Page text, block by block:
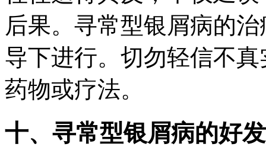
后果。寻常型银屑病的
导下进行。切勿轻信不
药物或疗法。
十、寻常型银屑病的好